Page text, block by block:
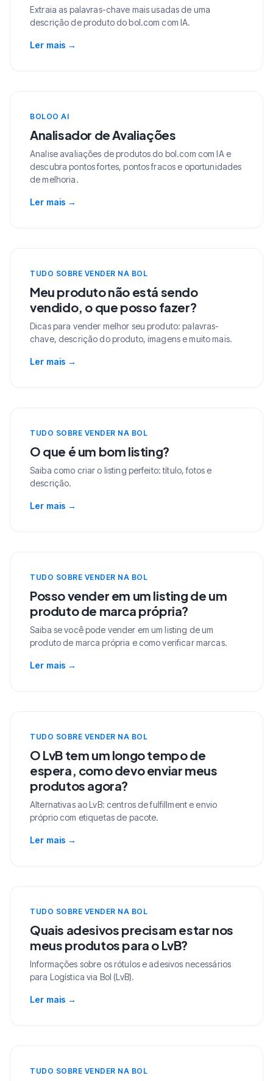
Extraia as palavras-chave mais usadas de uma
descrição de produto do bol.com com IA.
Ler mais →
BOLOO AI
Analisador de Avaliações
Analise avaliações de produtos do bol.com com IA e
descubra pontos fortes, pontos fracos e oportunidades
de melhoria.
Ler mais →
TUDO SOBRE VENDER NA BOL
Meu produto não está sendo
vendido, o que posso fazer?
Dicas para vender melhor seu produto: palavras-
chave, descrição do produto, imagens e muito mais.
Ler mais →
TUDO SOBRE VENDER NA BOL
O que é um bom listing?
Saiba como criar o listing perfeito: título, fotos e
descrição.
Ler mais →
TUDO SOBRE VENDER NA BOL
Posso vender em um listing de um
produto de marca própria?
Saiba se você pode vender em um listing de um
produto de marca própria e como verificar marcas.
Ler mais →
TUDO SOBRE VENDER NA BOL
O LvB tem um longo tempo de
espera, como devo enviar meus
produtos agora?
Alternativas ao LvB: centros de fulfillment e envio
próprio com etiquetas de pacote.
Ler mais →
TUDO SOBRE VENDER NA BOL
Quais adesivos precisam estar nos
meus produtos para o LvB?
Informações sobre os rótulos e adesivos necessários
para Logística via Bol (LvB).
Ler mais →
TUDO SOBRE VENDER NA BOL